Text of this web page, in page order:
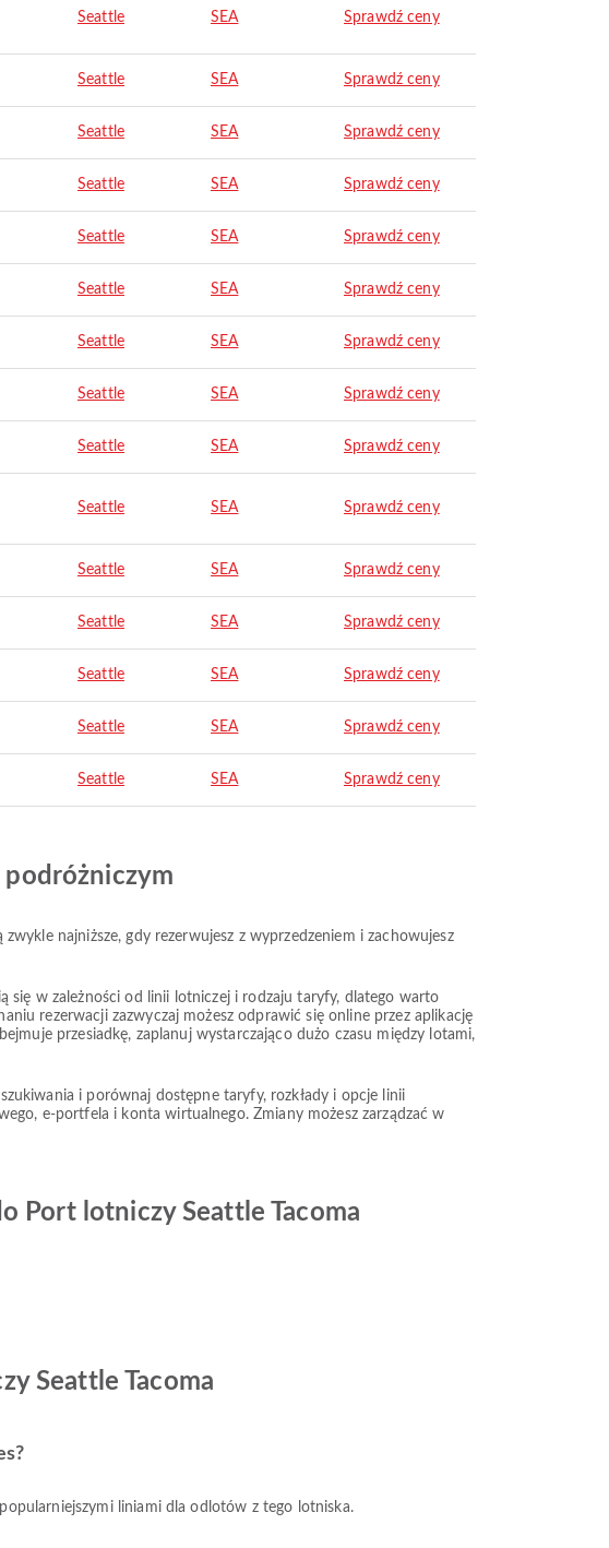
Seattle SEA Sprawdź ceny
Seattle SEA Sprawdź ceny
Seattle SEA Sprawdź ceny
Seattle SEA Sprawdź ceny
Seattle SEA Sprawdź ceny
Seattle SEA Sprawdź ceny
Seattle SEA Sprawdź ceny
Seattle SEA Sprawdź ceny
Seattle SEA Sprawdź ceny
Seattle SEA Sprawdź ceny
Seattle SEA Sprawdź ceny
Seattle SEA Sprawdź ceny
Seattle SEA Sprawdź ceny
Seattle SEA Sprawdź ceny
Seattle SEA Sprawdź ceny
podróżniczym
najniższe, gdy rezerwujesz z wyprzedzeniem i zachowujesz
się w zależności od linii lotniczej i rodzaju taryfy, dlatego warto
rezerwacji zazwyczaj możesz odprawić się online przez aplikację
przesiadkę, zaplanuj wystarczająco dużo czasu między lotami,
i porównaj dostępne taryfy, rozkłady i opcje linii
e-portfela i konta wirtualnego. Zmiany możesz zarządzać w
Port lotniczy Seattle Tacoma
Seattle Tacoma
liniami dla odlotów z tego lotniska.